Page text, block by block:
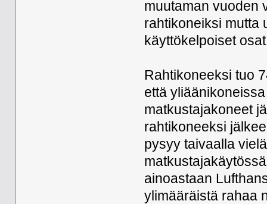
muutaman vuoden
rahtikoneiksi mutta
käyttökelpoiset
Rahtikoneeksi tuo
että
matkustajakoneet
rahtikoneeksi
pysyy taivaalla
ainoastaan
ylimääräistä rahaa